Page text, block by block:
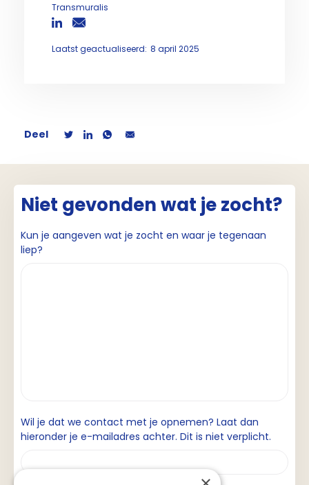
Transmuralis
Laatst geactualiseerd: 8 april 2025
Deel
Niet gevonden wat je zocht?
Kun je aangeven wat je zocht en waar je tegenaan
liep?
Wil je dat we contact met je opnemen? Laat dan
hieronder je e-mailadres achter. Dit is niet verplicht.